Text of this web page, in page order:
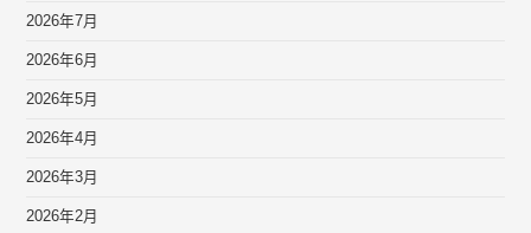
2026年7月
2026年6月
2026年5月
2026年4月
2026年3月
2026年2月